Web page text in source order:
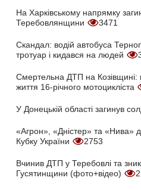
На Харківському напрямку
Теребовлянщини
3471
Скандал: водій автобуса
тротуар і кидався на людей
Смертельна ДТП на Козівщині:
життя 16-річного мотоцикліста
У Донецькій області загинув
«Агрон», «Дністер» та «Нива»
Кубку України
2753
Вчинив ДТП у Теребовлі та
Гусятинщини (фото+відео)